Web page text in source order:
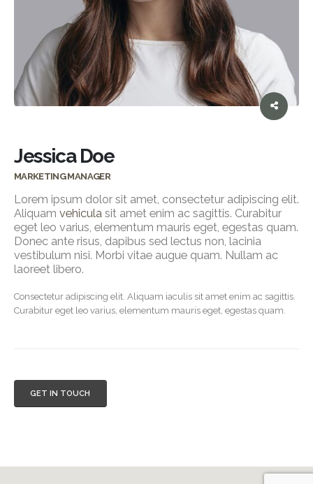
Jessica Doe
MARKETING MANAGER
Lorem ipsum dolor sit amet, consectetur adipiscing elit.
Aliquam vehicula sit amet enim ac sagittis. Curabitur
eget leo varius, elementum mauris eget, egestas quam.
Donec ante risus, dapibus sed lectus non, lacinia
vestibulum nisi. Morbi vitae augue quam. Nullam ac
laoreet libero.
Consectetur adipiscing elit. Aliquam iaculis sit amet enim ac sagittis.
Curabitur eget leo varius, elementum mauris eget, egestas quam.
GET IN TOUCH